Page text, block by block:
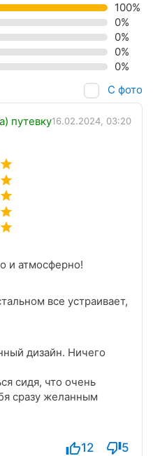
100%
0%
0%
0%
0%
С фото
путевку16.02.2024, 03:20
и атмосферно!
все устраивает,
дизайн. Ничего
сидя, что очень
сразу желанным
дату, угостят
12 5